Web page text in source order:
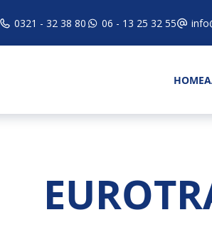
0321 - 32 38 80 06 - 13 25 32 55
HOME